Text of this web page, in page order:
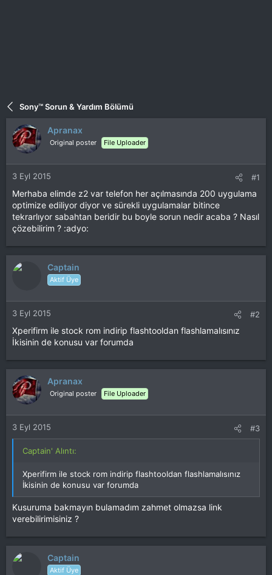
Sony™ Sorun & Yardım Bölümü
Apranax
Original poster File Uploader
3 Eyl 2015 #1
Merhaba elimde z2 var telefon her açılmasında 200 uygulama
optimize ediliyor diyor ve sürekli uygulamalar bitince
tekrarlıyor sabahtan beridir bu boyle sorun nedir acaba ? Nasıl
çözebilirim ? :adyo:
Captain
Aktif Üye
3 Eyl 2015 #2
Xperifirm ile stock rom indirip flashtooldan flashlamalısınız
İkisinin de konusu var forumda
Apranax
Original poster File Uploader
3 Eyl 2015 #3
Captain' Alıntı:
Xperifirm ile stock rom indirip flashtooldan flashlamalısınız
İkisinin de konusu var forumda
Kusuruma bakmayın bulamadım zahmet olmazsa link
verebilirimisiniz ?
Captain
Aktif Üye